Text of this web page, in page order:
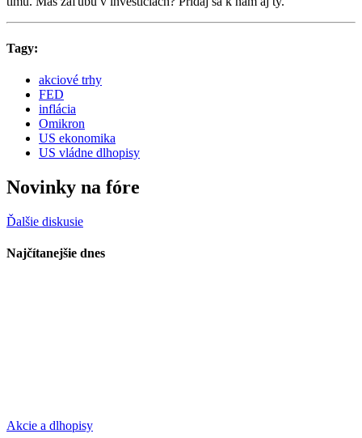
Tagy:
akciové trhy
FED
inflácia
Omikron
US ekonomika
US vládne dlhopisy
Novinky na fóre
Ďalšie diskusie
Najčítanejšie dnes
Akcie a dlhopisy